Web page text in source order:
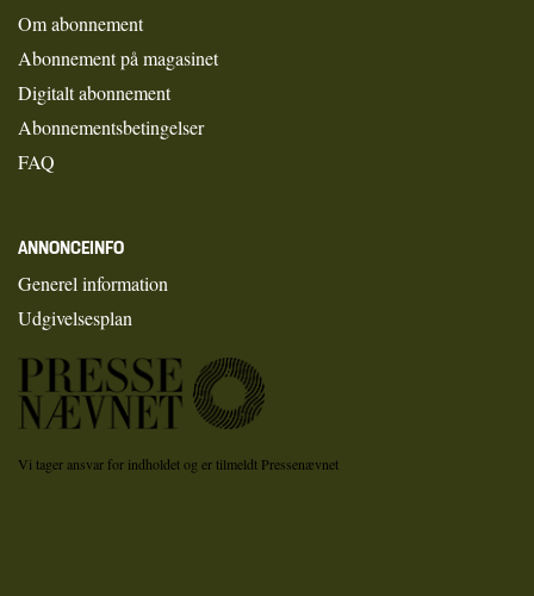
Om abonnement
Abonnement på magasinet
Digitalt abonnement
Abonnementsbetingelser
FAQ
ANNONCEINFO
Generel information
Udgivelsesplan
Vi tager ansvar for indholdet og er tilmeldt Pressenævnet